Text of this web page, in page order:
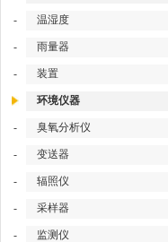
- 温湿度
- 雨量器
- 装置
环境仪器
- 臭氧分析仪
- 变送器
- 辐照仪
- 采样器
- 监测仪